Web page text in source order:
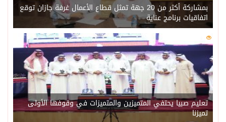
بمشاركة أكثر من 20 جهة تمثل قطاع الأعمال غرفة جازان توقع
اتفاقيات برنامج عناية
220
تعليم صبيا يحتفي المتميزين والمتميزات في وقوفها الأولى
تميزنا